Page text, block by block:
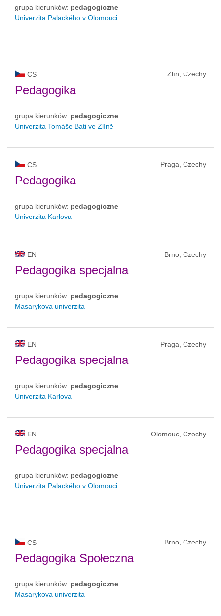
grupa kierunków: pedagogiczne
Univerzita Palackého v Olomouci
CS Zlín, Czechy
Pedagogika
grupa kierunków: pedagogiczne
Univerzita Tomáše Bati ve Zlíně
CS Praga, Czechy
Pedagogika
grupa kierunków: pedagogiczne
Univerzita Karlova
EN Brno, Czechy
Pedagogika specjalna
grupa kierunków: pedagogiczne
Masarykova univerzita
EN Praga, Czechy
Pedagogika specjalna
grupa kierunków: pedagogiczne
Univerzita Karlova
EN Olomouc, Czechy
Pedagogika specjalna
grupa kierunków: pedagogiczne
Univerzita Palackého v Olomouci
CS Brno, Czechy
Pedagogika Społeczna
grupa kierunków: pedagogiczne
Masarykova univerzita